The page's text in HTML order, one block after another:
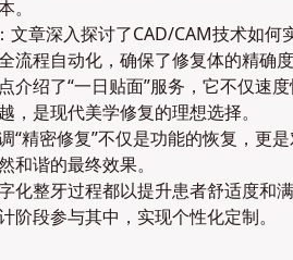
。
：文章深入探讨了CAD/CAM技术如
流程自动化，确保了修复体的精确度
点介绍了“一日贴面”服务，它不仅速
，是现代美学修复的理想选择。
调“精密修复”不仅是功能的恢复，更
和谐的最终效果。
化整牙过程都以提升患者舒适度和
阶段参与其中，实现个性化定制。